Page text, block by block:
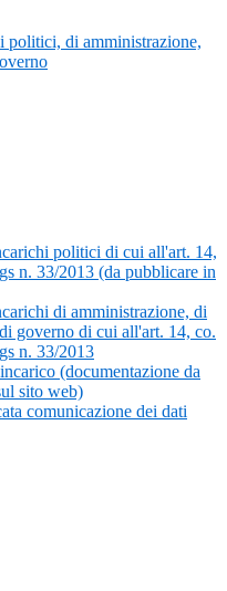
politici, di amministrazione,
politici di cui all'art. 14,
n. 33/2013 (da pubblicare in
di amministrazione, di
governo di cui all'art. 14, co.
n. 33/2013
(documentazione da
sito web)
comunicazione dei dati